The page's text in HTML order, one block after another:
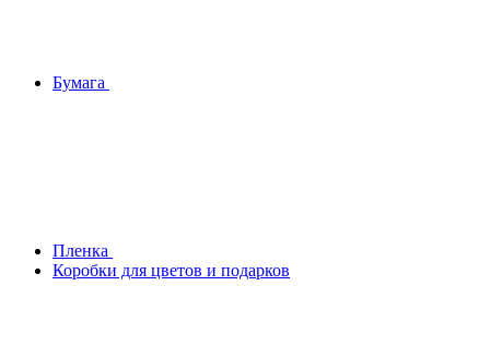
Бумага
Плeнка
Коробки для цветов и подарков